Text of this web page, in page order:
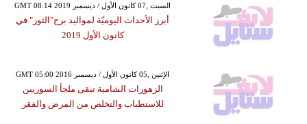
GMT 08:14 2019 السبت ,07 كانون الأول / ديسمبر
أبرز الأحداث اليوميّة لمواليد برج"الثور" في
كانون الأول 2019
GMT 05:00 2016 الإثنين ,05 كانون الأول / ديسمبر
الزهورات الشامية تبقى ملجأ السوريين
للاستطباب والتخلص من المرض والفقر